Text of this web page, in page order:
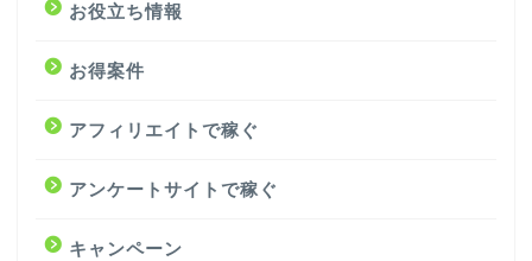
お役立ち情報
お得案件
アフィリエイトで稼ぐ
アンケートサイトで稼ぐ
キャンペーン